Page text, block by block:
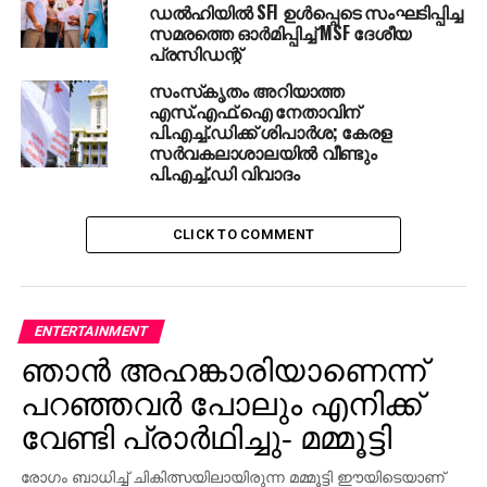
സംവാദമാണെന്നും അദ്ദേഹം പറഞ്ഞു.
ഉന്നത വിദ്യാഭ്യാസ നിലവാരം ഉയര്‍ത്താനുള്ള ശ്രമം
സര്‍ക്കാര്‍ ആരംഭിച്ചിട്ടുണ്ട്. ഇതിന് സഹായകമായ
പദ്ധതികള്‍ ഉന്നത വിദ്യാഭ്യാസ കൗണ്‍സില്‍
ആവിഷ്‌കരിക്കും. ഗവേഷണത്തില്‍ മികവ് പുലര്‍ത്തുന്ന
വിദ്യാര്‍ത്ഥികള്‍ക്കും അധ്യാപകര്‍ക്കും അവാര്‍ഡുകള്‍
മികവിന്റെ കേന്ദ്രങ്ങളാക്കുന്നതിനായി ലൈബ്രറി,
ലാബറട്ടറി സൗകര്യങ്ങള്‍ വര്‍ധിപ്പിക്കും.
ഡിജിറ്റല്‍വല്‍ക്കരണത്തിന് മുന്തിയ പരിഗണന നല്‍കും.
രാജ്യാന്തര നിലവാരത്തിലേക്ക് ഉയര്‍ത്തുമെന്നും
മുഖ്യമന്ത്രി പറഞ്ഞു. മഹാരാജകീയം സുവനീറിന്റെ
പ്രകാശനം മുഖ്യമന്ത്രിക്ക് നല്‍കി മമ്മൂട്ടി നിര്‍വഹിച്ചു.
RELATED TOPICS: PINARAYI VIJAYAN SFI
UP NEXT
ഡല്‍ഹിയില്‍ SFI ഉള്‍പ്പെടെ സംഘടിപ്പിച്ച
സമരത്തെ ഓര്‍മിപ്പിച്ച് MSF ദേശീയ
പ്രസിഡന്റ്
സംസ്‌കൃതം അറിയാത്ത
എസ്.എഫ്.ഐ നേതാവിന്
പി.എച്ച്.ഡിക്ക് ശിപാര്‍ശ; കേരള
സര്‍വകലാശാലയില്‍ വീണ്ടും
പി.എച്ച്.ഡി വിവാദം
CLICK TO COMMENT
ENTERTAINMENT
ഞാന്‍ അഹങ്കാരിയാണെന്ന്
പറഞ്ഞവര്‍ പോലും എനിക്ക്
വേണ്ടി പ്രാര്‍ഥിച്ചു- മമ്മൂട്ടി
രോഗം ബാധിച്ച് ചികിത്സയിലായിരുന്ന മമ്മൂട്ടി ഈയിടെയാണ്